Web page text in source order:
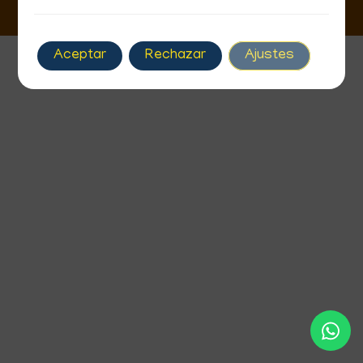
Aceptar Rechazar Ajustes